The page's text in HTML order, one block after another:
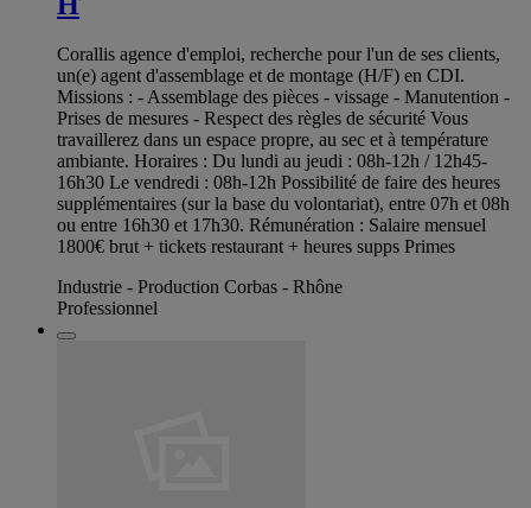
Corallis agence d'emploi, recherche pour l'un de ses clients,
un(e) agent d'assemblage et de montage (H/F) en CDI.
Missions : - Assemblage des pièces - vissage - Manutention -
Prises de mesures - Respect des règles de sécurité Vous
travaillerez dans un espace propre, au sec et à température
ambiante. Horaires : Du lundi au jeudi : 08h-12h / 12h45-
16h30 Le vendredi : 08h-12h Possibilité de faire des heures
supplémentaires (sur la base du volontariat), entre 07h et 08h
ou entre 16h30 et 17h30. Rémunération : Salaire mensuel
1800€ brut + tickets restaurant + heures supps Primes
Industrie - Production Corbas - Rhône
Professionnel